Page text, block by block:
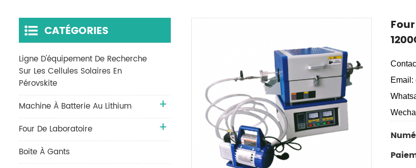
Email:
CATÉGORIES
Ligne D'équipement De Recherche
Sur Les Cellules Solaires En
Pérovskite
Machine À Batterie Au Lithium
Four De Laboratoire
Boite À Gants